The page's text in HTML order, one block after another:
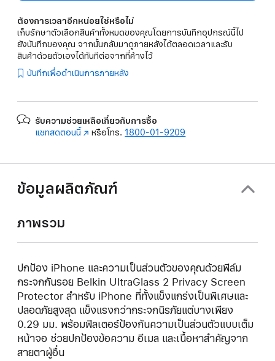
ต้องการเวลาอีกหน่อยใช่หรือไม่
เก็บรักษาตัวเลือกสินค้าทั้งหมดของคุณโดยการบันทึกอุปกรณ์นี้ไป
ยังบันทึกของคุณ จากนั้นกลับมาดูภายหลังได้ตลอดเวลาและรับ
สินค้าด้วยตัวเองได้ทันทีต่อจากที่ค้างไว้
บันทึกเพื่อดำเนินการภายหลัง
รับความช่วยเหลือเกี่ยวกับการซื้อ
แชทสดตอนนี้ (เปิด
ใหม่)
หรือโทร. 1800-01-9209
ข้อมูลผลิตภัณฑ์
ภาพรวม
ปกป้อง iPhone และความเป็นส่วนตัวของคุณด้วยฟิล์ม
กระจกกันรอย Belkin UltraGlass 2 Privacy Screen
Protector สำหรับ iPhone ที่ทั้งแข็งแกร่งเป็นพิเศษและ
ปลอดภัยสูงสุด แข็งแรงกว่ากระจกนิรภัยแต่บางเพียง
0.29 มม. พร้อมฟิลเตอร์ป้องกันความเป็นส่วนตัวแบบเต็ม
หน้าจอ ช่วยปกป้องข้อความ อีเมล และเนื้อหาสำคัญจาก
สายตาผู้อื่น